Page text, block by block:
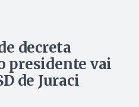
decreta
presidente vai
de Juraci